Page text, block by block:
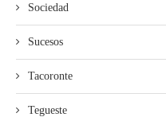
Sociedad
Sucesos
Tacoronte
Tegueste